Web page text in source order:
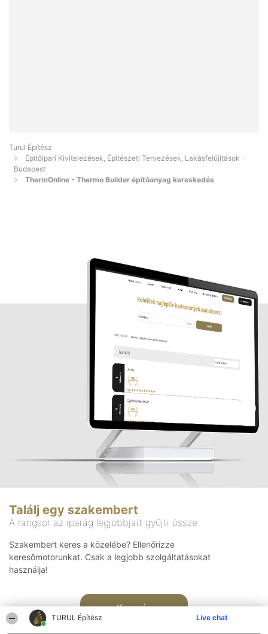
TURUL Építész Live chat
Turul Építész
Építőipari Kivitelezések, Építészeti Tervezések, Lakásfelújítások -
Budapest
ThermOnline - Thermo Builder építőanyag kereskedés
Találj egy szakembert
A rangsor az iparág legjobbjait gyűjti össze
Szakembert keres a közelébe? Ellenőrizze
keresőmotorunkat. Csak a legjobb szolgáltatásokat
használja!
Keresés